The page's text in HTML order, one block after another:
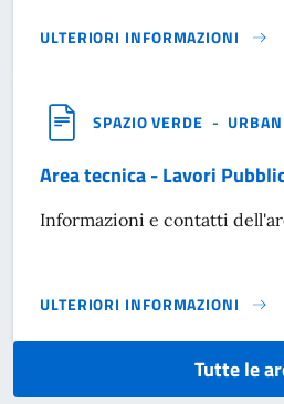
ULTERIORI INFORMAZIONI
AREA TECNICA - VIGILANZA}
SPAZIO VERDE -
Area tecnica - Lavori
Informazioni e contatti
ULTERIORI INFORMAZIONI
AREA TECNICA - LAVORI
Tutte le